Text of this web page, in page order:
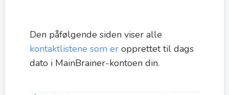
Den påfølgende siden viser alle
kontaktlistene som er opprettet til dags
dato i MainBrainer-kontoen din.